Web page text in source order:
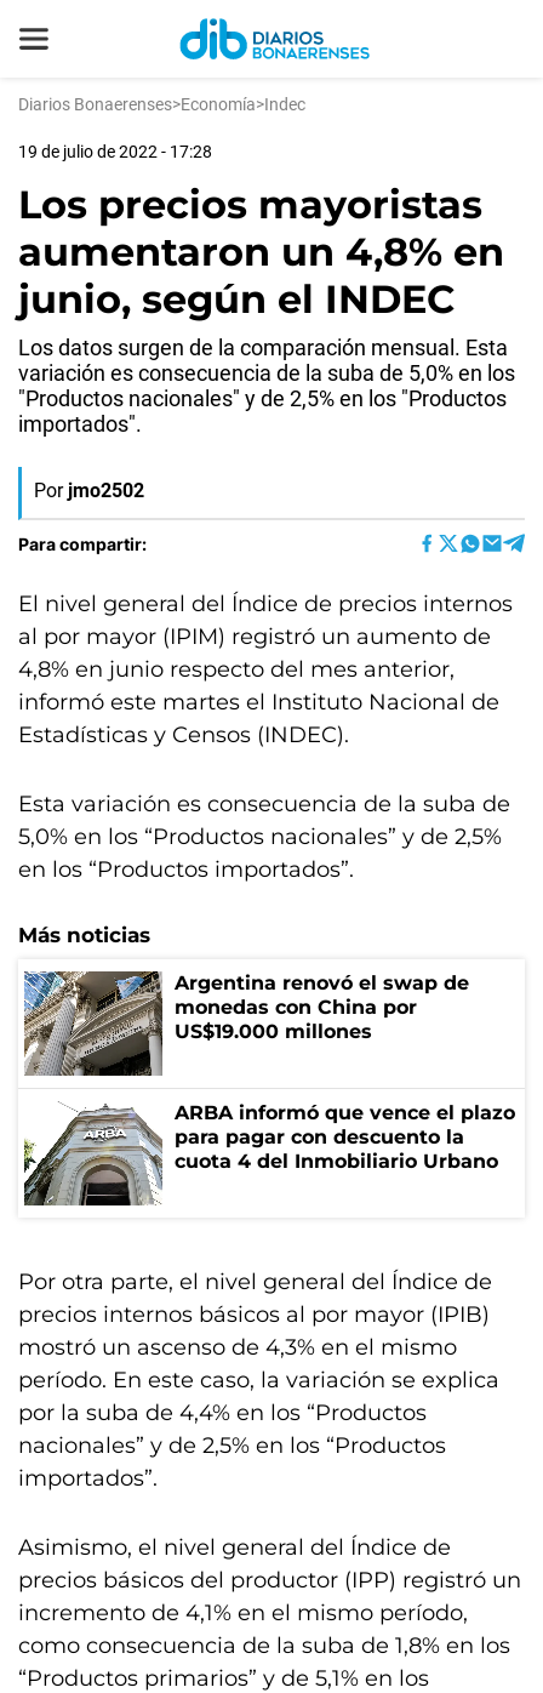
Diarios Bonaerenses>Economía>Indec
19 de julio de 2022 - 17:28
Los precios mayoristas
aumentaron un 4,8% en
junio, según el INDEC
Los datos surgen de la comparación mensual. Esta
variación es consecuencia de la suba de 5,0% en los
"Productos nacionales" y de 2,5% en los "Productos
importados".
Por jmo2502
Para compartir:
El nivel general del Índice de precios internos
al por mayor (IPIM) registró un aumento de
4,8% en junio respecto del mes anterior,
informó este martes el Instituto Nacional de
Estadísticas y Censos (INDEC).
Esta variación es consecuencia de la suba de
5,0% en los “Productos nacionales” y de 2,5%
en los “Productos importados”.
Más noticias
Argentina renovó el swap de
monedas con China por
US$19.000 millones
ARBA informó que vence el plazo
para pagar con descuento la
cuota 4 del Inmobiliario Urbano
Por otra parte, el nivel general del Índice de
precios internos básicos al por mayor (IPIB)
mostró un ascenso de 4,3% en el mismo
período. En este caso, la variación se explica
por la suba de 4,4% en los “Productos
nacionales” y de 2,5% en los “Productos
importados”.
Asimismo, el nivel general del Índice de
precios básicos del productor (IPP) registró un
incremento de 4,1% en el mismo período,
como consecuencia de la suba de 1,8% en los
“Productos primarios” y de 5,1% en los